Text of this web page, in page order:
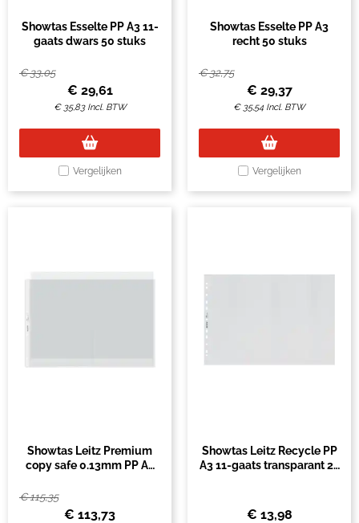
Showtas Esselte PP A3 11-
gaats dwars 50 stuks
€33,05
€ 29,61
€ 35,83 Incl. BTW
Vergelijken
Showtas Esselte PP A3
recht 50 stuks
€32,75
€ 29,37
€ 35,54 Incl. BTW
Vergelijken
Showtas Leitz Premium
copy safe 0.13mm PP A3
€115,35
€ 113,73
Showtas Leitz Recycle PP
A3 11-gaats transparant 25
€ 13,98